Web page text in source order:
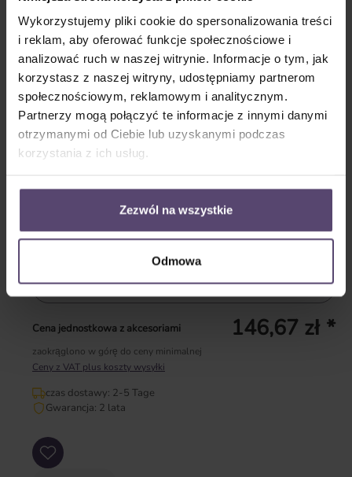
Wykorzystujemy pliki cookie do spersonalizowania treści
i reklam, aby oferować funkcje społecznościowe i
analizować ruch w naszej witrynie. Informacje o tym, jak
korzystasz z naszej witryny, udostępniamy partnerom
społecznościowym, reklamowym i analitycznym.
Partnerzy mogą połączyć te informacje z innymi danymi
otrzymanymi od Ciebie lub uzyskanymi podczas
korzystania z ich usług.
Zezwól na wszystkie
Odmowa
biały srebrny
* Proszę podać ilość *
Dostępny
Gwarancja: 2 lata
Pokaż konfigurację
Cena jednostkowa z akcesoriami 146,67 zł *
zaokrąglono w górę do ceny minimalnej
Ceny z VAT plus koszty wysyłki
czas dostawy: 2-5 Tage
Gwarancja: 2 lata
Ilość produktu: Wprowadź żądaną ilość lub użyj przycisków, aby zwiększyć lub